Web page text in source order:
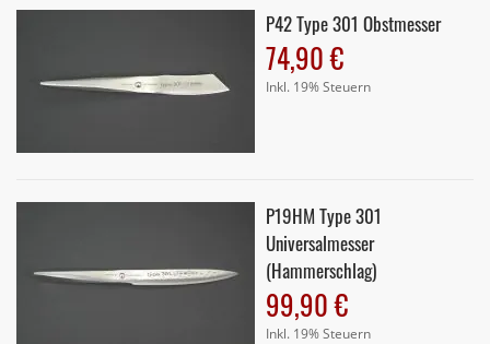
P42 Type 301 Obstmesser
74,90 €
Inkl. 19% Steuern
P19HM Type 301
Universalmesser
(Hammerschlag)
99,90 €
Inkl. 19% Steuern